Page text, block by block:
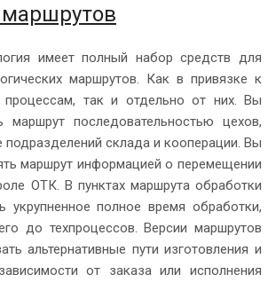
имеет полный набор средств для
маршрутов. Как в привязке к
процессам, так и отдельно от них. Вы
маршрут последовательностью цехов,
подразделений склада и кооперации. Вы
маршрут информацией о перемещении
ОТК. В пунктах маршрута обработки
укрупненное полное время обработки,
до техпроцессов. Версии маршрутов
альтернативные пути изготовления и
от заказа или исполнения